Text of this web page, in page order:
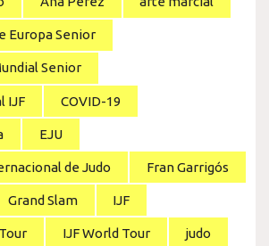
Europa Senior
Senior
IJF COVID-19
EJU
de Judo Fran Garrigós
Grand Slam IJF
IJF World Tour judo